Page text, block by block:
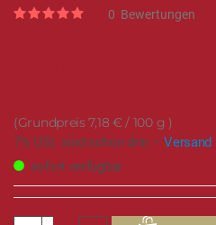
Rating:
0 Bewertungen
7,18 €/ 100 g
7% USt. sind schon drin –Versand
sofort verfügbar